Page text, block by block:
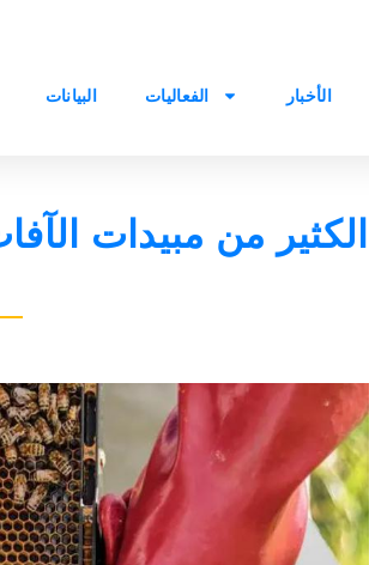
البيانات الفعاليات الأخبار